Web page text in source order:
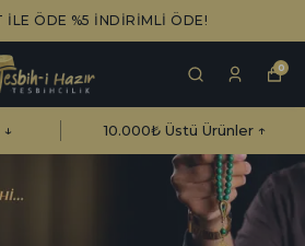
ÜCRETSİZ KARGO!
0
10.000₺ Üstü Ürünler ↑